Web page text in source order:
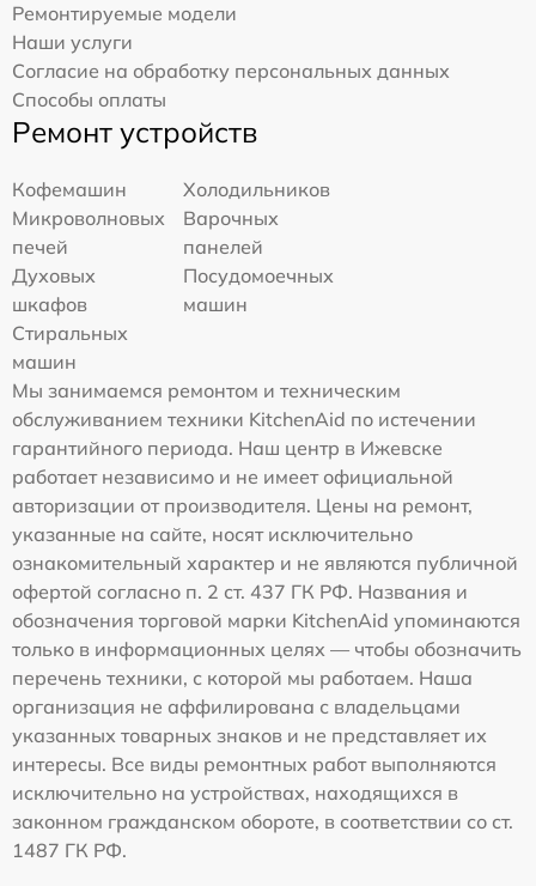
Ремонтируемые модели
Наши услуги
Согласие на обработку персональных данных
Способы оплаты
Ремонт устройств
Кофемашин
Холодильников
Микроволновых
печей
Варочных
панелей
Духовых
шкафов
Посудомоечных
машин
Стиральных
машин
Мы занимаемся ремонтом и техническим
обслуживанием техники KitchenAid по истечении
гарантийного периода. Наш центр в Ижевске
работает независимо и не имеет официальной
авторизации от производителя. Цены на ремонт,
указанные на сайте, носят исключительно
ознакомительный характер и не являются публичной
офертой согласно п. 2 ст. 437 ГК РФ. Названия и
обозначения торговой марки KitchenAid упоминаются
только в информационных целях — чтобы обозначить
перечень техники, с которой мы работаем. Наша
организация не аффилирована с владельцами
указанных товарных знаков и не представляет их
интересы. Все виды ремонтных работ выполняются
исключительно на устройствах, находящихся в
законном гражданском обороте, в соответствии со ст.
1487 ГК РФ.